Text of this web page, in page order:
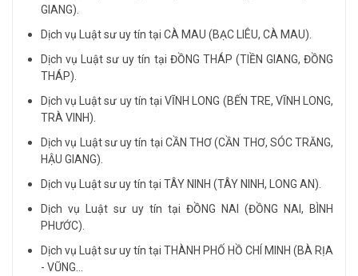
GIANG).
Dịch vụ Luật sư uy tín tại CÀ MAU (BẠC LIÊU, CÀ MAU).
Dịch vụ Luật sư uy tín tại ĐỒNG THÁP (TIỀN GIANG, ĐỒNG
THÁP).
Dịch vụ Luật sư uy tín tại VĨNH LONG (BẾN TRE, VĨNH LONG,
TRÀ VINH).
Dịch vụ Luật sư uy tín tại CẦN THƠ (CẦN THƠ, SÓC TRĂNG,
HẬU GIANG).
Dịch vụ Luật sư uy tín tại TÂY NINH (TÂY NINH, LONG AN).
Dịch vụ Luật sư uy tín tại ĐỒNG NAI (ĐỒNG NAI, BÌNH
PHƯỚC).
Dịch vụ Luật sư uy tín tại THÀNH PHỐ HỒ CHÍ MINH (BÀ RỊA
- VŨNG...